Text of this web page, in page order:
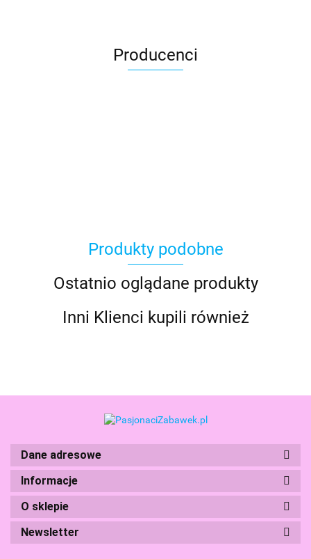
Producenci
Basic Fun
Produkty podobne
Ostatnio oglądane produkty
Inni Klienci kupili również
Dane adresowe
Informacje
O sklepie
Newsletter